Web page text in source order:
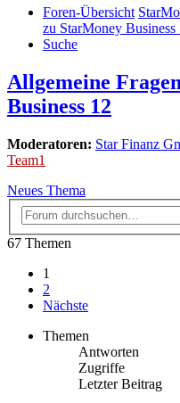
Foren-Übersicht
zu StarMoney Business
Suche
Allgemeine
Business 12
Moderatoren: Star Finanz
Team1
Neues Thema
67 Themen
1
2
Nächste
Themen
Antworten
Zugriffe
Letzter Beitrag